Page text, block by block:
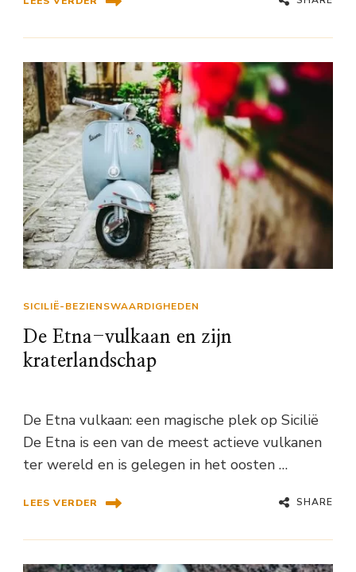
SICILIË-BEZIENSWAARDIGHEDEN
De Etna-vulkaan en zijn
kraterlandschap
De Etna vulkaan: een magische plek op Sicilië
De Etna is een van de meest actieve vulkanen
ter wereld en is gelegen in het oosten …
LEES VERDER SHARE